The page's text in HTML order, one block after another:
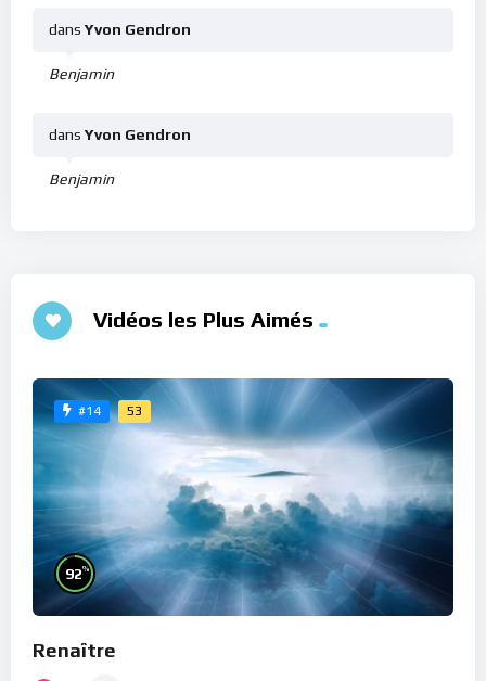
Benjamin
dans Yvon Gendron
Benjamin
dans Yvon Gendron
Vidéos les Plus Aimés
#14 53
92%
Renaître